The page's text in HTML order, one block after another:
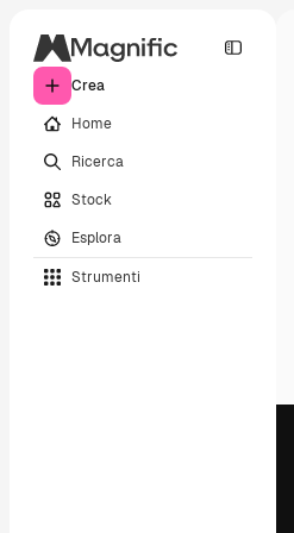
Crea
Home
Ricerca
Stock
Esplora
Strumenti